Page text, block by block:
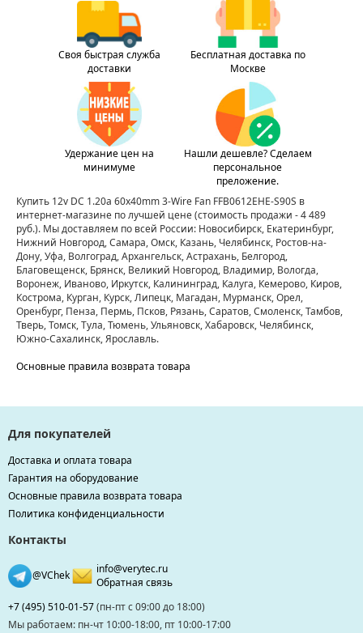
Своя быстрая служба
доставки
Бесплатная доставка по
Москве
Удержание цен на
минимуме
Нашли дешевле? Сделаем
персональное
преложение.
Купить 12v DC 1.20a 60x40mm 3-Wire Fan FFB0612EHE-S90S в
интернет-магазине по лучшей цене(стоимость продажи - 4 489
руб.). Мы доставляем по всей России: Новосибирск, Екатеринбург,
Нижний Новгород, Самара, Омск, Казань, Челябинск, Ростов-на-
Дону, Уфа, Волгоград, Архангельск, Астрахань, Белгород,
Благовещенск, Брянск, Великий Новгород, Владимир, Вологда,
Воронеж, Иваново, Иркутск, Калининград, Калуга, Кемерово, Киров,
Кострома, Курган, Курск, Липецк, Магадан, Мурманск, Орел,
Оренбург, Пенза, Пермь, Псков, Рязань, Саратов, Смоленск, Тамбов,
Тверь, Томск, Тула, Тюмень, Ульяновск, Хабаровск, Челябинск,
Южно-Сахалинск, Ярославль.
Основные правила возврата товара
Для покупателей
Доставка и оплата товара
Гарантия на оборудование
Основные правила возврата товара
Политика конфиденциальности
Контакты
@VChek
info@verytec.ru
Обратная связь
+7 (495) 510-01-57(пн-пт с 09:00 до 18:00)
Мы работаем: пн-чт 10:00-18:00, пт 10:00-17:00